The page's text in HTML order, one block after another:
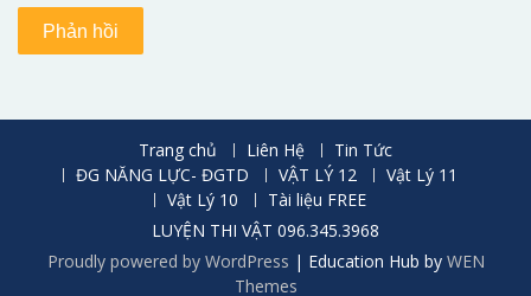
Trang chủ Liên Hệ
Tin Tức
ĐG NĂNG LỰC- ĐGTD
VẬT LÝ 12
Vật Lý 11
Vật Lý 10
Tài liệu FREE
LUYỆN THI VẬT 096.345.3968
Proudly powered by WordPress | Education Hub by WEN
Themes